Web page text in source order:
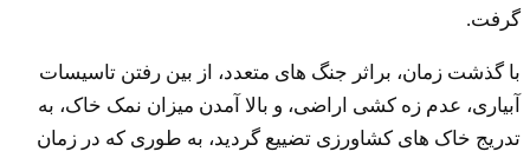
گرفت.
با گذشت زمان، براثر جنگ های متعدد، از بین رفتن تاسیسات
آبیاری، عدم زه کشی اراضی، و بالا آمدن میزان نمک خاک، به
تدریج خاک های کشاورزی تضییع گردید، به طوری که در زمان